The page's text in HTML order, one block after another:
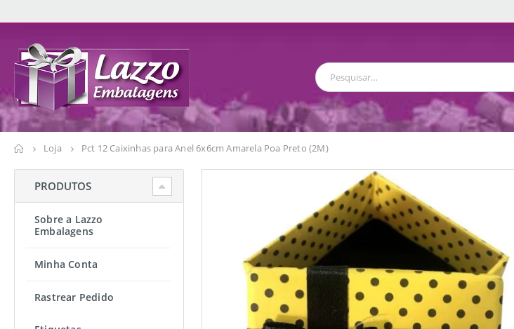
Loja Pct 12 Caixinhas para Anel 6x6cm Amarela Poa Preto (2M)
PRODUTOS
Sobre a Lazzo
Embalagens
Minha Conta
Rastrear Pedido